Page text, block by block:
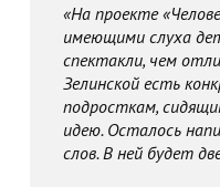
«На проекте
имеющими слуха
спектакли, чем
Зелинской есть
подросткам,
идею. Осталось
слов. В ней будет